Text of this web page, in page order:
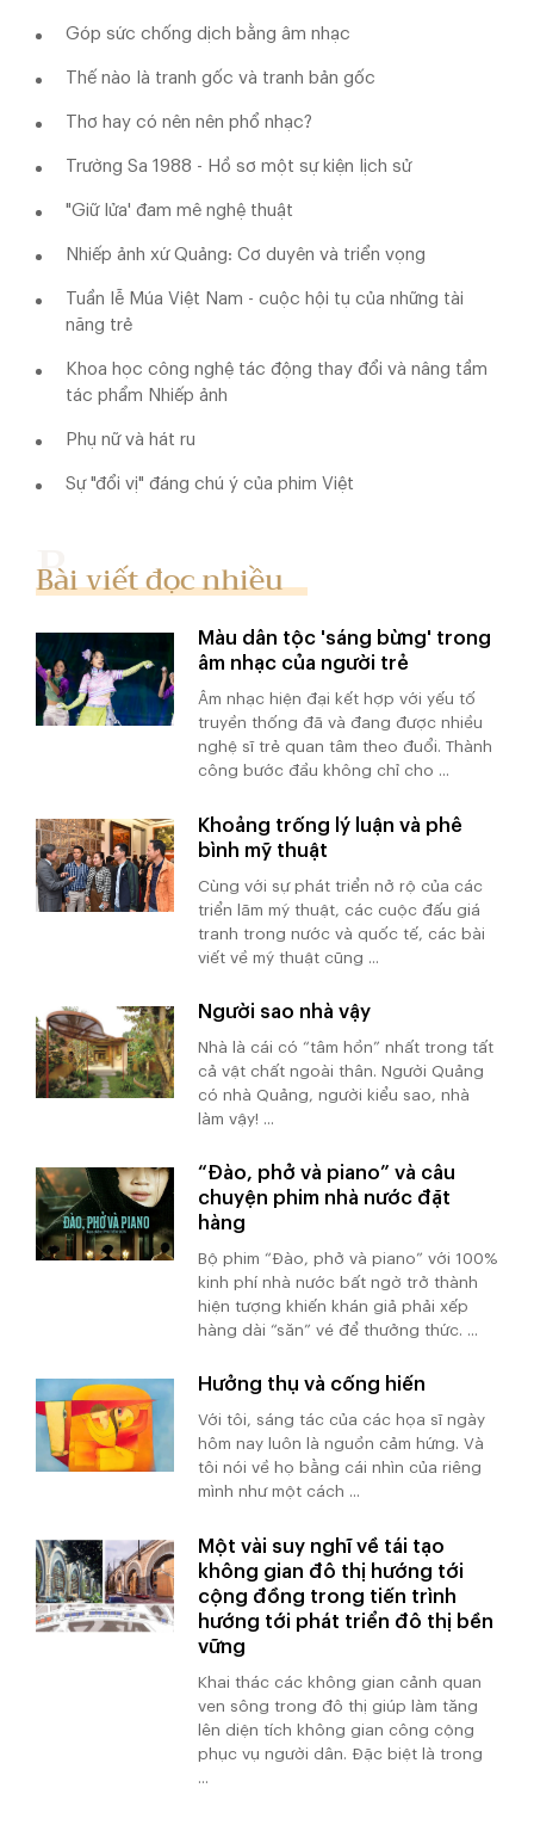
Góp sức chống dịch bằng âm nhạc
Thế nào là tranh gốc và tranh bản gốc
Thơ hay có nên nên phổ nhạc?
Trường Sa 1988 - Hồ sơ một sự kiện lịch sử
"Giữ lửa' đam mê nghệ thuật
Nhiếp ảnh xứ Quảng: Cơ duyên và triển vọng
Tuần lễ Múa Việt Nam - cuộc hội tụ của những tài
năng trẻ
Khoa học công nghệ tác động thay đổi và nâng tầm
tác phẩm Nhiếp ảnh
Phụ nữ và hát ru
Sự "đổi vị" đáng chú ý của phim Việt
Bài viết đọc nhiều
Màu dân tộc 'sáng bừng' trong
âm nhạc của người trẻ
Âm nhạc hiện đại kết hợp với yếu tố
truyền thống đã và đang được nhiều
nghệ sĩ trẻ quan tâm theo đuổi. Thành
công bước đầu không chỉ cho ...
Khoảng trống lý luận và phê
bình mỹ thuật
Cùng với sự phát triển nở rộ của các
triển lãm mỹ thuật, các cuộc đấu giá
tranh trong nước và quốc tế, các bài
viết về mỹ thuật cũng ...
Người sao nhà vậy
Nhà là cái có “tâm hồn” nhất trong tất
cả vật chất ngoài thân. Người Quảng
có nhà Quảng, người kiểu sao, nhà
làm vậy! ...
“Đào, phở và piano” và câu
chuyện phim nhà nước đặt
hàng
Bộ phim “Đào, phở và piano” với 100%
kinh phí nhà nước bất ngờ trở thành
hiện tượng khiến khán giả phải xếp
hàng dài “săn” vé để thưởng thức. ...
Hưởng thụ và cống hiến
Với tôi, sáng tác của các họa sĩ ngày
hôm nay luôn là nguồn cảm hứng. Và
tôi nói về họ bằng cái nhìn của riêng
mình như một cách ...
Một vài suy nghĩ về tái tạo
không gian đô thị hướng tới
cộng đồng trong tiến trình
hướng tới phát triển đô thị bền
vững
Khai thác các không gian cảnh quan
ven sông trong đô thị giúp làm tăng
lên diện tích không gian công cộng
phục vụ người dân. Đặc biệt là trong
...